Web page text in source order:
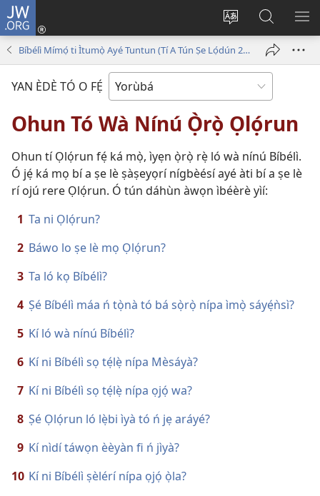
JW.ORG
Yí
èdè
pa
Wọlé
(opens
new
window)
Wa
JW.ORG
Bíbélì Mímọ́ ti Ìtumọ̀ Ayé Tuntun (Tí A Tún Ṣe Lọ́dún 2018)
YAN ÈDÈ TÓ O FẸ́
Ohun Tó Wà Nínú Ọ̀rọ̀ Ọlọ́run
Ohun tí Ọlọ́run fẹ́ ká mọ̀, ìyẹn ọ̀rọ̀ rẹ̀ ló wà nínú Bíbélì.
Ó jẹ́ ká mọ bí a ṣe lè ṣàṣeyọrí nígbèésí ayé àti bí a ṣe lè
rí ojú rere Ọlọ́run. Ó tún dáhùn àwọn ìbéèrè yìí:
1 Ta ni Ọlọ́run?
2 Báwo lo ṣe lè mọ Ọlọ́run?
3 Ta ló kọ Bíbélì?
4 Ṣé Bíbélì máa ń tọ̀nà tó bá sọ̀rọ̀ nípa ìmọ̀ sáyẹ́ǹsì?
5 Kí ló wà nínú Bíbélì?
6 Kí ni Bíbélì sọ tẹ́lẹ̀ nípa Mèsáyà?
7 Kí ni Bíbélì sọ tẹ́lẹ̀ nípa ọjọ́ wa?
8 Ṣé Ọlọ́run ló lẹ̀bi ìyà tó ń jẹ aráyé?
9 Kí nìdí táwọn èèyàn fi ń jìyà?
10 Kí ni Bíbélì ṣèlérí nípa ọjọ́ ọ̀la?